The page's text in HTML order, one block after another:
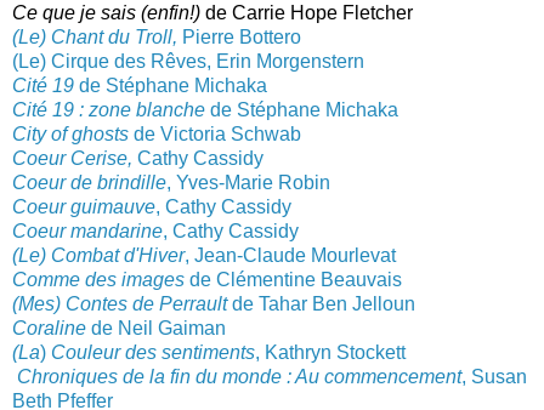
Ce que je sais (enfin!) de Carrie Hope Fletcher
(Le) Chant du Troll, Pierre Bottero
(Le) Cirque des Rêves, Erin Morgenstern
Cité 19 de Stéphane Michaka
Cité 19 : zone blanche de Stéphane Michaka
City of ghosts de Victoria Schwab
Coeur Cerise, Cathy Cassidy
Coeur de brindille, Yves-Marie Robin
Coeur guimauve, Cathy Cassidy
Coeur mandarine, Cathy Cassidy
(Le) Combat d'Hiver, Jean-Claude Mourlevat
Comme des images de Clémentine Beauvais
(Mes) Contes de Perraultde Tahar Ben Jelloun
Coraline de Neil Gaiman
(La) Couleur des sentiments, Kathryn Stockett
Chroniques de la fin du monde : Au commencement, Susan
Beth Pfeffer